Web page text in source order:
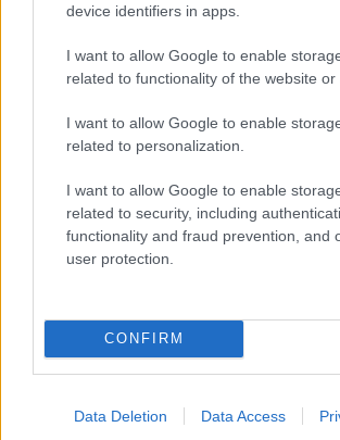
device identifiers in apps.
I want to allow Google to enable
related to functionality of the website or
I want to allow Google to enable
related to personalization.
I want to allow Google to enable
related to security, including
functionality and fraud prevention, and
user protection.
CONFIRM
Data Deletion Data Access